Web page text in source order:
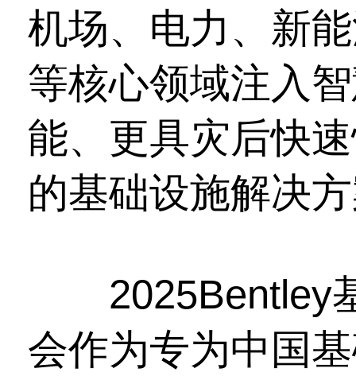
机场、电力、新
等核心领域注入
能、更具灾后快
的基础设施解决
2025Bentley基
会作为专为中国